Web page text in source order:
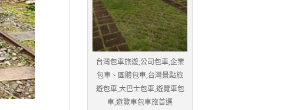
台灣包車旅遊,公司包車,企業
包車、團體包車,台灣景點旅
遊包車,大巴士包車,遊覽車包
車,遊覽車包車旅首選